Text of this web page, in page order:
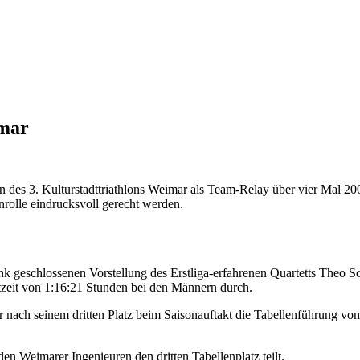
3. Kulturstadttriathlons Weimar als Team-Relay über vier Mal
eindrucksvoll gerecht werden.
geschlossenen Vorstellung des Erstliga-erfahrenen Quartetts Theo
von 1:16:21 Stunden bei den Männern durch.
seinem dritten Platz beim Saisonauftakt die Tabellenführung
Weimarer Ingenieuren den dritten Tabellenplatz teilt.